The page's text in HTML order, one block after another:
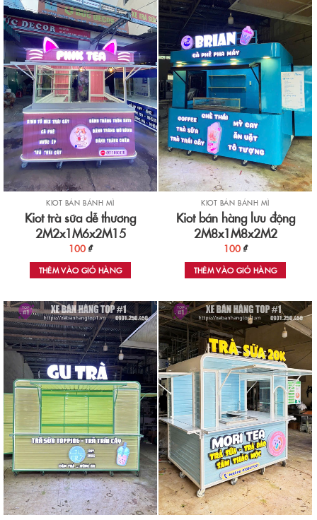
KIOT BÁN BÁNH MÌ
Kiot trà sữa dễ thương
2M2x1M6x2M15
100 ₫
THÊM VÀO GIỎ HÀNG
KIOT BÁN BÁNH MÌ
Kiot bán hàng lưu động
2M8x1M8x2M2
100 ₫
THÊM VÀO GIỎ HÀNG